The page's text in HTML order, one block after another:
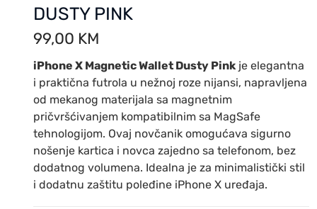
DUSTY PINK
99,00 KM
iPhone X Magnetic Wallet Dusty Pink je elegantna
i praktična futrola u nežnoj roze nijansi, napravljena
od mekanog materijala sa magnetnim
pričvršćivanjem kompatibilnim sa MagSafe
tehnologijom. Ovaj novčanik omogućava sigurno
nošenje kartica i novca zajedno sa telefonom, bez
dodatnog volumena. Idealna je za minimalistički stil
i dodatnu zaštitu poleđine iPhone X uređaja.